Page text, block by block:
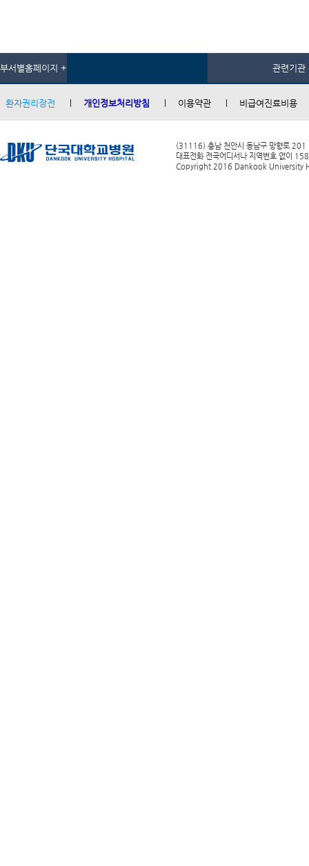
부서별홈페이지 + 관련기관
환자권리장전 개인정보처리방침 이용약관 비급여진료비용
(31116) 충남 천안시 동남구 망향로 201
대표전화 전국어디서나 지역번호 없이
Copyright 2016 Dankook University